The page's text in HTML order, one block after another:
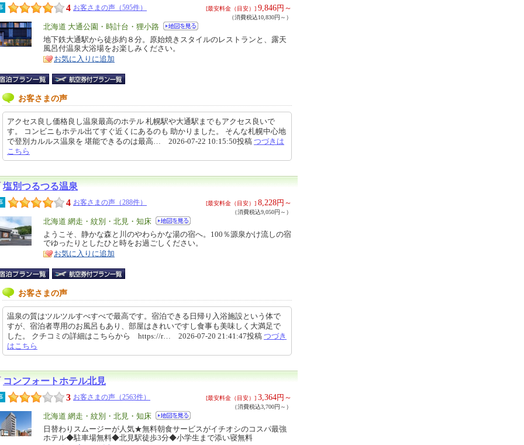
4 お客さまの声（595件） [最安料金（目安）] 9,846円～
（消費税込10,830円～）
エ
リ
ア
北海道 大通公園・時計台・狸小路
特
徴
地下鉄大通駅から徒歩約８分。原始焼きスタイルのレストランと、露天
風呂付温泉大浴場をお楽しみください。
お気に入りに追加
お客さまの声
アクセス良し価格良し温泉最高のホテル 札幌駅や大通駅までもアクセス良いで
す。 コンビニもホテル出てすぐ近くにあるのも 助かりました。 そんな札幌中心地
で登別カルルス温泉を 堪能できるのは最高… 2026-07-22 10:15:50投稿 つづきは
こちら
塩別つるつる温泉
4 お客さまの声（288件） [最安料金（目安）] 8,228円～
（消費税込9,050円～）
エ
リ
ア
北海道 網走・紋別・北見・知床
特
徴
ようこそ、静かな森と川のやわらかな湯の宿へ。100％源泉かけ流しの宿
でゆったりとしたひと時をお過ごしください。
お気に入りに追加
お客さまの声
温泉の質はツルツルすべすべで最高です。宿泊できる日帰り入浴施設という体で
すが、宿泊者専用のお風呂もあり、部屋はきれいですし食事も美味しく大満足で
した。 クチコミの詳細はこちらから https://r… 2026-07-20 21:41:47投稿 つづき
はこちら
コンフォートホテル北見
3 お客さまの声（2563件） [最安料金（目安）] 3,364円～
（消費税込3,700円～）
エ
リ
ア
北海道 網走・紋別・北見・知床
特
徴
日替わりスムージーが人気★無料朝食サービスがイチオシのコスパ最強
ホテル◆駐車場無料◆北見駅徒歩3分◆小学生まで添い寝無料